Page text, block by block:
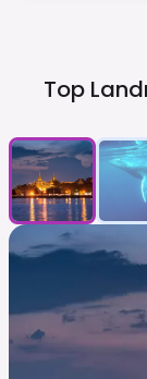
Top